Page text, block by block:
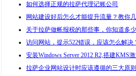
如何选择正规的拉萨代理记账公司
网站建设好后怎么才能提升流量？教你几
关于拉萨做帐报税的那些事，你知道多
访问网站，提示522错误，应该怎么解决
安装Windows Server 2012 R2,搭建KMS
拉萨企业网站设计时应该遵循的三大原